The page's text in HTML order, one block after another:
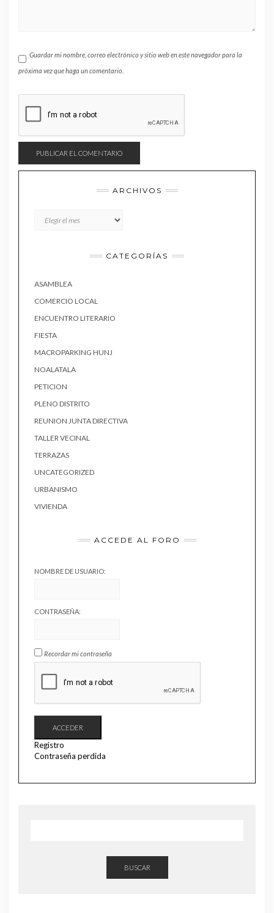
Guardar mi nombre, correo electrónico y sitio web en este navegador para la
próxima vez que haga un comentario.
ARCHIVOS
CATEGORÍAS
ASAMBLEA
COMERCIO LOCAL
ENCUENTRO LITERARIO
FIESTA
MACROPARKING HUNJ
NOALATALA
PETICION
PLENO DISTRITO
REUNION JUNTA DIRECTIVA
TALLER VECINAL
TERRAZAS
UNCATEGORIZED
URBANISMO
VIVIENDA
ACCEDE AL FORO
NOMBRE DE USUARIO:
CONTRASEÑA:
Recordar mi contraseña
ACCEDER
Registro
Contraseña perdida
BUSCAR